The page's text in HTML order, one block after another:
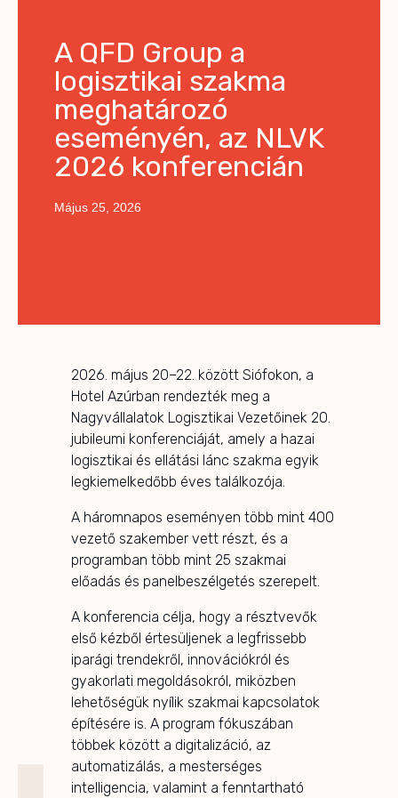
A QFD Group a
logisztikai szakma
meghatározó
eseményén, az NLVK
2026 konferencián
Május 25, 2026
2026. május 20–22. között Siófokon, a
Hotel Azúrban rendezték meg a
Nagyvállalatok Logisztikai Vezetőinek 20.
jubileumi konferenciáját, amely a hazai
logisztikai és ellátási lánc szakma egyik
legkiemelkedőbb éves találkozója.
A háromnapos eseményen több mint 400
vezető szakember vett részt, és a
programban több mint 25 szakmai
előadás és panelbeszélgetés szerepelt.
A konferencia célja, hogy a résztvevők
első kézből értesüljenek a legfrissebb
iparági trendekről, innovációkról és
gyakorlati megoldásokról, miközben
lehetőségük nyílik szakmai kapcsolatok
építésére is. A program fókuszában
többek között a digitalizáció, az
automatizálás, a mesterséges
intelligencia, valamint a fenntartható